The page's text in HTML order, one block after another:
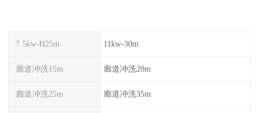
7.5kw-H25m 11kw-30m
廊道冲洗15m 廊道冲洗20m
廊道冲洗25m 廊道冲洗35m